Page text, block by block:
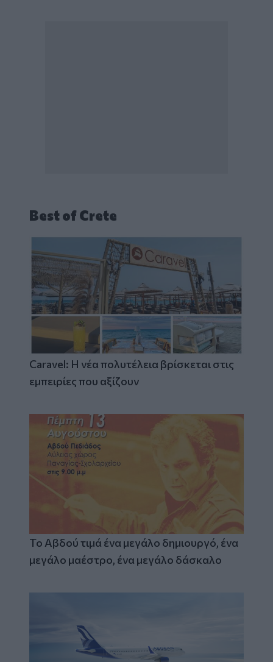
Best of Crete
Caravel: Η νέα πολυτέλεια βρίσκεται στις
εμπειρίες που αξίζουν
Το Αβδού τιμά ένα μεγάλο δημιουργό, ένα
μεγάλο μαέστρο, ένα μεγάλο δάσκαλο